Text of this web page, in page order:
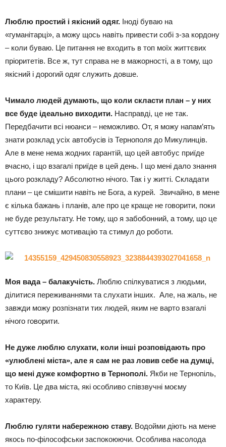
Люблю простий і якісний одяг. Іноді буваю на
«гуманітарці», а можу щось навіть привести собі з-за кордону
– коли буваю. Це питання не входить в топ моїх життєвих
пріоритетів. Все ж, тут справа не в мажорності, а в тому, що
якісний і дорогий одяг служить довше.
Чимало людей думають, що коли скласти план – у них
все буде ідеально виходити. Насправді, це не так.
Передбачити всі нюанси – неможливо. От, я можу напам’ять
знати розклад усіх автобусів із Тернополя до Микулинців.
Але в мене нема жодних гарантій, що цей автобус приїде
вчасно, і що взагалі приїде в цей день. І що мені дало знання
цього розкладу? Абсолютно нічого. Так і у житті. Складати
плани – це смішити навіть не Бога, а курей. Звичайно, в мене
є кілька бажань і планів, але про це краще не говорити, поки
не буде результату. Не тому, що я забобонний, а тому, що це
суттєво знижує мотивацію та стимул до роботи.
Моя вада – балакучість. Люблю спілкуватися з людьми,
ділитися переживаннями та слухати інших. Але, на жаль, не
завжди можу розпізнати тих людей, яким не варто взагалі
нічого говорити.
Не дуже люблю слухати, коли інші розповідають про
«улюблені міста», але я сам не раз ловив себе на думці,
що мені дуже комфортно в Тернополі. Якби не Тернопіль,
то Київ. Це два міста, які особливо співзвучні моєму
характеру.
Люблю гуляти набережною ставу. Водойми діють на мене
якось по-філософськи заспокоюючи. Особлива насолода